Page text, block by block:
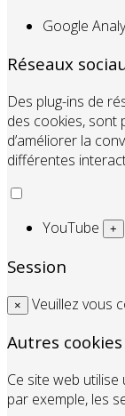
Google
Réseaux
Des plug-ins de
des cookies, sont
d’améliorer la
différentes
YouTube +
Session
× Veuillez vous
Autres cookies
Ce site web
par exemple, les